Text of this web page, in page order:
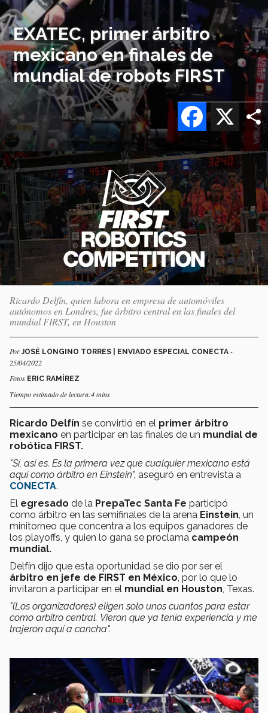
EXATEC, primer árbitro
mexicano en finales de
mundial de robots FIRST
X
Facebook
Imagen
o
logo
Ricardo Delfín, quien labora en empresa de automóviles
autónomos en Londres, fue árbitro central en las finales del
mundial FIRST, en Houston
PorJOSÉ LONGINO TORRES | ENVIADO ESPECIAL CONECTA -
25/04/2022
Fotos ERIC RAMÍREZ
Tiempo estimado de lectura:4 mins
Ricardo Delfín se convirtió en el primer árbitro
mexicano en participar en las finales de un mundial de
robótica FIRST.
"Sí, así es. Es la primera vez que cualquier mexicano está
aquí como árbitro en Einstein", aseguró en entrevista a
CONECTA.
El egresado de la PrepaTec Santa Fe participó
como árbitro en las semifinales de la arena Einstein , un
minitorneo que concentra a los equipos ganadores de
los playoffs, y quien lo gana se proclama campeón
mundial.
Delfín dijo que esta oportunidad se dio por ser el
árbitro en jefe de FIRST en México , por lo que lo
invitaron a participar en el mundial en Houston , Texas.
"(Los organizadores) eligen solo unos cuantos para estar
como arbitro central. Vieron que ya tenía experiencia y me
trajeron aquí a cancha".